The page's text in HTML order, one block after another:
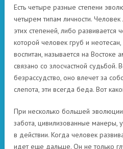
Есть четыре разные степени
четырем типам личности.
этих степеней, либо развивается
которой человек груб и
воспитан, называется на Востоке
связано со злосчастной судьбой.
безрассудство, оно влечет за
слепота, эти всегда беда. Вот
При несколько большей
забота, цивилизованные манеры,
в действии. Когда человек
идет еще дальше. Он не только